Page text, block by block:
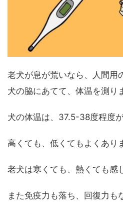
老犬が息が荒いなら、人間用
犬の脇にあてて、体温を測り
犬の体温は、37.5-38度程度が
高くても、低くてもよくあり
老犬は寒くても、熱くても感
また免疫力も落ち、回復力も